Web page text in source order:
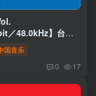
／48.0kHz】台湾
国音乐
0 17